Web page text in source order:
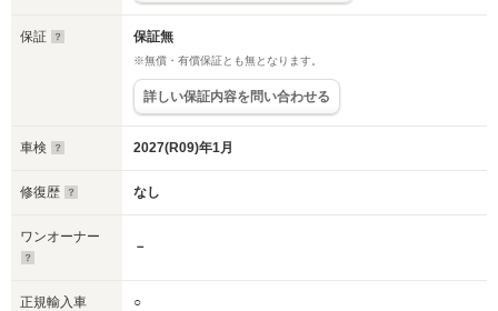
保証 保証無
※無償・有償保証とも無となります。
詳しい保証内容を問い合わせる
車検 2027(R09)年1月
修復歴 なし
ワンオーナー
－
正規輸入車 ○